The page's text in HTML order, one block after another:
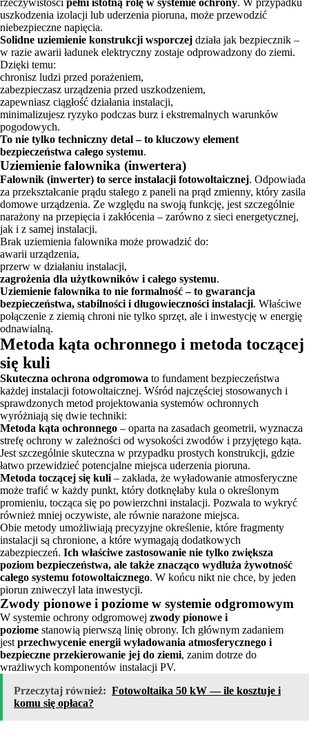
rzeczywistości pełni istotną rolę w systemie ochrony. W przypadku
uszkodzenia izolacji lub uderzenia pioruna, może przewodzić
niebezpieczne napięcia.
Solidne uziemienie konstrukcji wsporczej działa jak bezpiecznik –
w razie awarii ładunek elektryczny zostaje odprowadzony do ziemi.
Dzięki temu:
chronisz ludzi przed porażeniem,
zabezpieczasz urządzenia przed uszkodzeniem,
zapewniasz ciągłość działania instalacji,
minimalizujesz ryzyko podczas burz i ekstremalnych warunków
pogodowych.
To nie tylko techniczny detal – to kluczowy element
bezpieczeństwa całego systemu.
Uziemienie falownika (inwertera)
Falownik (inwerter) to serce instalacji fotowoltaicznej. Odpowiada
za przekształcanie prądu stałego z paneli na prąd zmienny, który zasila
domowe urządzenia. Ze względu na swoją funkcję, jest szczególnie
narażony na przepięcia i zakłócenia – zarówno z sieci energetycznej,
jak i z samej instalacji.
Brak uziemienia falownika może prowadzić do:
awarii urządzenia,
przerw w działaniu instalacji,
zagrożenia dla użytkowników i całego systemu.
Uziemienie falownika to nie formalność – to gwarancja
bezpieczeństwa, stabilności i długowieczności instalacji. Właściwe
połączenie z ziemią chroni nie tylko sprzęt, ale i inwestycję w energię
odnawialną.
Metoda kąta ochronnego i metoda toczącej
się kuli
Skuteczna ochrona odgromowa to fundament bezpieczeństwa
każdej instalacji fotowoltaicznej. Wśród najczęściej stosowanych i
sprawdzonych metod projektowania systemów ochronnych
wyróżniają się dwie techniki:
Metoda kąta ochronnego – oparta na zasadach geometrii, wyznacza
strefę ochrony w zależności od wysokości zwodów i przyjętego kąta.
Jest szczególnie skuteczna w przypadku prostych konstrukcji, gdzie
łatwo przewidzieć potencjalne miejsca uderzenia pioruna.
Metoda toczącej się kuli – zakłada, że wyładowanie atmosferyczne
może trafić w każdy punkt, który dotknęłaby kula o określonym
promieniu, tocząca się po powierzchni instalacji. Pozwala to wykryć
również mniej oczywiste, ale równie narażone miejsca.
Obie metody umożliwiają precyzyjne określenie, które fragmenty
instalacji są chronione, a które wymagają dodatkowych
zabezpieczeń. Ich właściwe zastosowanie nie tylko zwiększa
poziom bezpieczeństwa, ale także znacząco wydłuża żywotność
całego systemu fotowoltaicznego. W końcu nikt nie chce, by jeden
piorun zniweczył lata inwestycji.
Zwody pionowe i poziome w systemie odgromowym
W systemie ochrony odgromowej zwody pionowe i
poziome stanowią pierwszą linię obrony. Ich głównym zadaniem
jest przechwycenie energii wyładowania atmosferycznego i
bezpieczne przekierowanie jej do ziemi, zanim dotrze do
wrażliwych komponentów instalacji PV.
Przeczytaj również: Fotowoltaika 50 kW — ile kosztuje i
komu się opłaca?